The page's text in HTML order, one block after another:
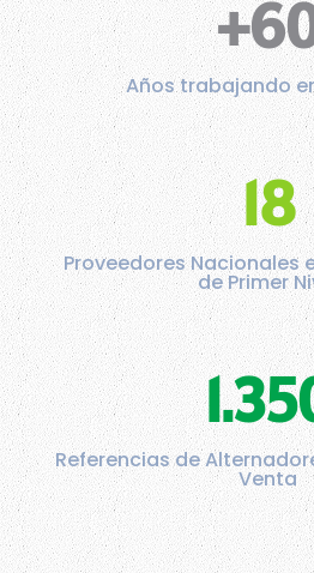
Años trabajando
18
Proveedores Nacionales
de Primer
Referencias de
Venta